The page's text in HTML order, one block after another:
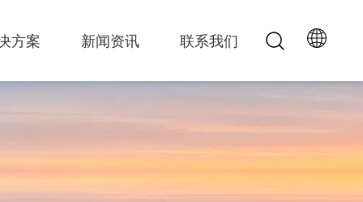
方案 新闻资讯 联系我们